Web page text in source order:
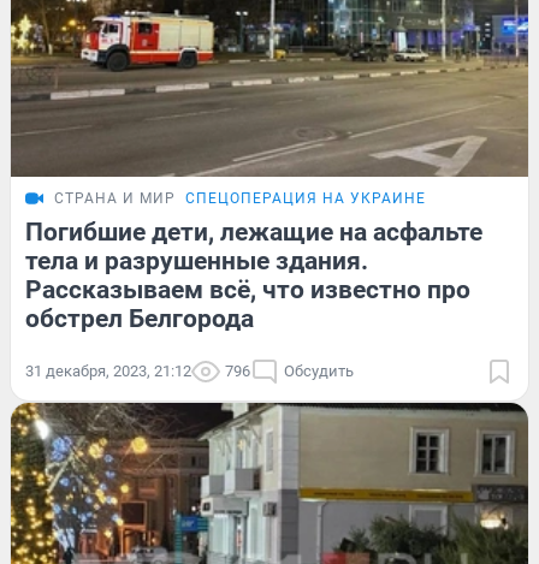
СТРАНА И МИР СПЕЦОПЕРАЦИЯ НА УКРАИНЕ
Погибшие дети, лежащие на асфальте
тела и разрушенные здания.
Рассказываем всё, что известно про
обстрел Белгорода
31 декабря, 2023, 21:12 796 Обсудить